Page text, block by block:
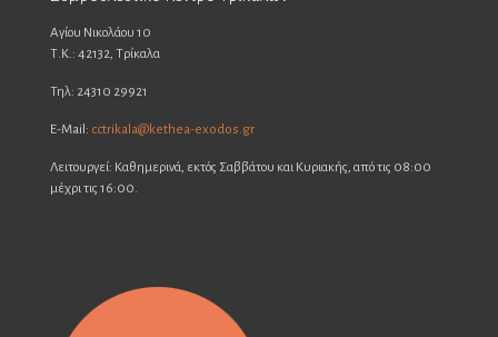
Αγίου Νικολάου 10
Τ.Κ.: 42132, Τρίκαλα
Τηλ: 24310 29921
E-Mail: cctrikala@kethea-exodos.gr
Λειτουργεί: Καθημερινά, εκτός Σαββάτου και Κυριακής, από τις 08:00
μέχρι τις 16:00.